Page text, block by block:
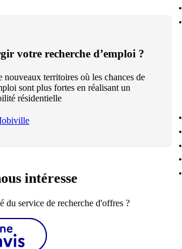
votre recherche d’emploi ?
nouveaux territoires où les chances de
sont plus fortes en réalisant un
résidentielle
intéresse
du service de recherche d'offres ?